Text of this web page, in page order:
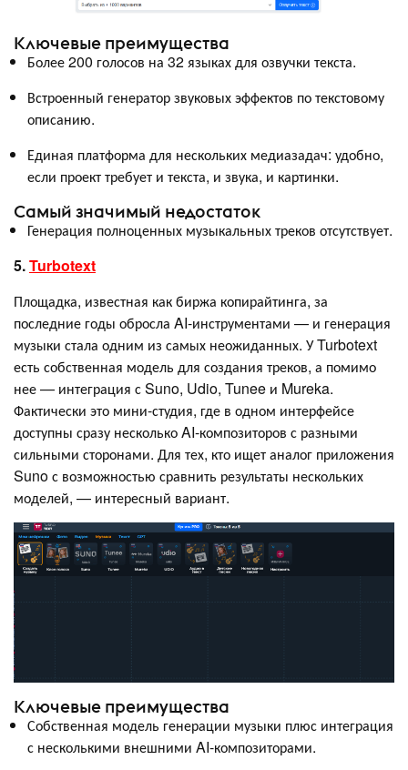
Ключевые преимущества
Более 200 голосов на 32 языках для озвучки текста.
Встроенный генератор звуковых эффектов по текстовому
описанию.
Единая платформа для нескольких медиазадач: удобно,
если проект требует и текста, и звука, и картинки.
Самый значимый недостаток
Генерация полноценных музыкальных треков отсутствует.
5.Turbotext
Площадка, известная как биржа копирайтинга, за
последние годы обросла AI-инструментами — и генерация
музыки стала одним из самых неожиданных. У Turbotext
есть собственная модель для создания треков, а помимо
нее — интеграция с Suno, Udio, Tunee и Mureka.
Фактически это мини-студия, где в одном интерфейсе
доступны сразу несколько AI-композиторов с разными
сильными сторонами. Для тех, кто ищет аналог приложения
Suno с возможностью сравнить результаты нескольких
моделей, — интересный вариант.
Ключевые преимущества
Собственная модель генерации музыки плюс интеграция
с несколькими внешними AI-композиторами.